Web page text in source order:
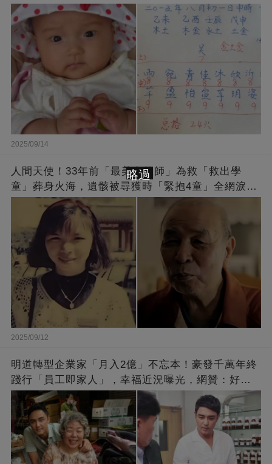
2025/09/14
人間天使！33年前「最美女教師」為救「救出學
童」葬身火海，遺骸被尋獲時「緊抱4童」全網淚
崩：真正的英雄不該被遺忘
2025/09/12
明道轉型企業家「月入2億」不忘本！豪發千萬年終
踐行「員工即家人」，幸福近況曝光，網贊：好老
闆的福報
略過